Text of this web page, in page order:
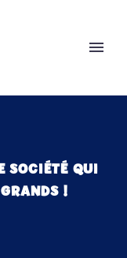
SOCIÉTÉ QUI
!